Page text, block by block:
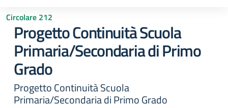
Circolare 212
Progetto Continuità Scuola
Primaria/Secondaria di Primo
Grado
Progetto Continuità Scuola
Primaria/Secondaria di Primo Grado